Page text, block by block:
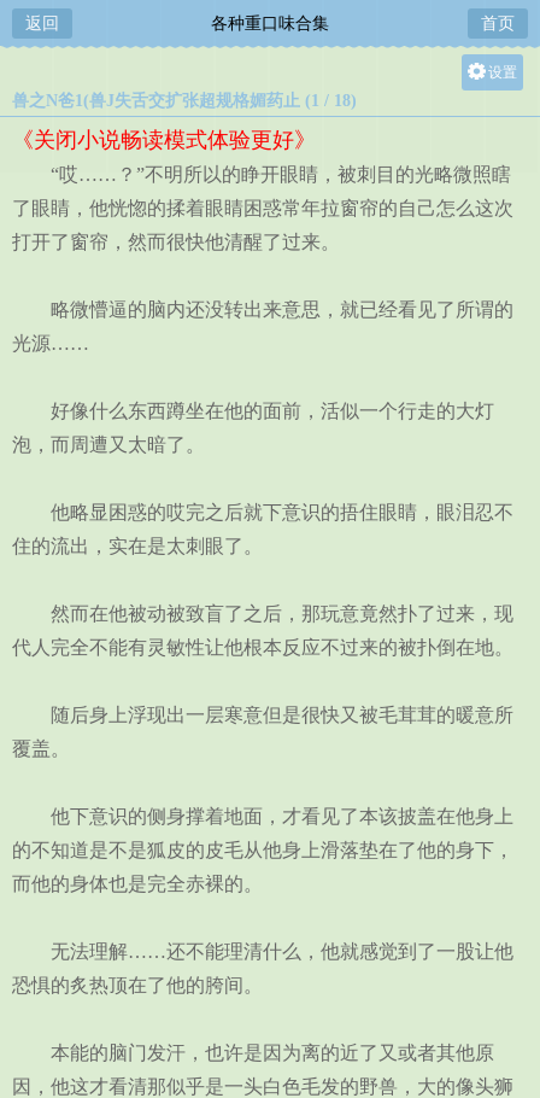
返回 各种重口味合集 首页
设置
中
小
兽之N爸1(兽J失舌交扩张超规格媚药止 (1 / 18)
《关闭小说畅读模式体验更好》
“哎……？”不明所以的睁开眼睛，被刺目的光略微照瞎
了眼睛，他恍惚的揉着眼睛困惑常年拉窗帘的自己怎么这次
打开了窗帘，然而很快他清醒了过来。
略微懵逼的脑内还没转出来意思，就已经看见了所谓的
光源……
好像什么东西蹲坐在他的面前，活似一个行走的大灯
泡，而周遭又太暗了。
他略显困惑的哎完之后就下意识的捂住眼睛，眼泪忍不
住的流出，实在是太刺眼了。
然而在他被动被致盲了之后，那玩意竟然扑了过来，现
代人完全不能有灵敏性让他根本反应不过来的被扑倒在地。
随后身上浮现出一层寒意但是很快又被毛茸茸的暖意所
覆盖。
他下意识的侧身撑着地面，才看见了本该披盖在他身上
的不知道是不是狐皮的皮毛从他身上滑落垫在了他的身下，
而他的身体也是完全赤裸的。
无法理解……还不能理清什么，他就感觉到了一股让他
恐惧的炙热顶在了他的胯间。
本能的脑门发汗，也许是因为离的近了又或者其他原
因，他这才看清那似乎是一头白色毛发的野兽，大的像头狮